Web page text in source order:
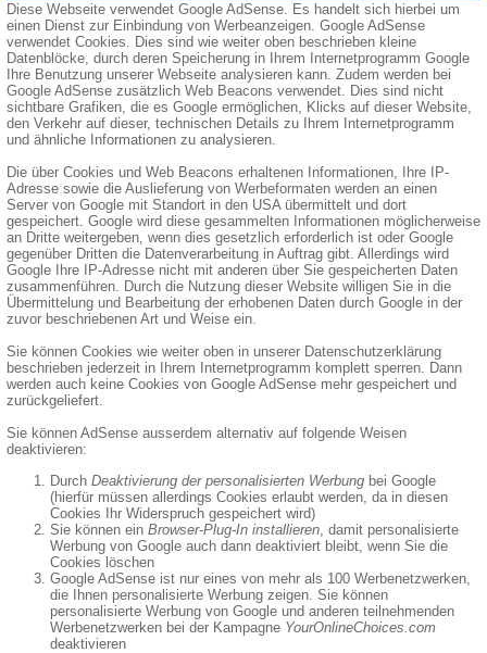
Diese Webseite verwendet Google AdSense. Es handelt sich hierbei um
einen Dienst zur Einbindung von Werbeanzeigen. Google AdSense
verwendet Cookies. Dies sind wie weiter oben beschrieben kleine
Datenblöcke, durch deren Speicherung in Ihrem Internetprogramm Google
Ihre Benutzung unserer Webseite analysieren kann. Zudem werden bei
Google AdSense zusätzlich Web Beacons verwendet. Dies sind nicht
sichtbare Grafiken, die es Google ermöglichen, Klicks auf dieser Website,
den Verkehr auf dieser, technischen Details zu Ihrem Internetprogramm
und ähnliche Informationen zu analysieren.
Die über Cookies und Web Beacons erhaltenen Informationen, Ihre IP-
Adresse sowie die Auslieferung von Werbeformaten werden an einen
Server von Google mit Standort in den USA übermittelt und dort
gespeichert. Google wird diese gesammelten Informationen möglicherweise
an Dritte weitergeben, wenn dies gesetzlich erforderlich ist oder Google
gegenüber Dritten die Datenverarbeitung in Auftrag gibt. Allerdings wird
Google Ihre IP-Adresse nicht mit anderen über Sie gespeicherten Daten
zusammenführen. Durch die Nutzung dieser Website willigen Sie in die
Übermittelung und Bearbeitung der erhobenen Daten durch Google in der
zuvor beschriebenen Art und Weise ein.
Sie können Cookies wie weiter oben in unserer Datenschutzerklärung
beschrieben jederzeit in Ihrem Internetprogramm komplett sperren. Dann
werden auch keine Cookies von Google AdSense mehr gespeichert und
zurückgeliefert.
Sie können AdSense ausserdem alternativ auf folgende Weisen
deaktivieren:
Durch Deaktivierung der personalisierten Werbung bei Google
(hierfür müssen allerdings Cookies erlaubt werden, da in diesen
Cookies Ihr Widerspruch gespeichert wird)
Sie können ein Browser-Plug-In installieren , damit personalisierte
Werbung von Google auch dann deaktiviert bleibt, wenn Sie die
Cookies löschen
Google AdSense ist nur eines von mehr als 100 Werbenetzwerken,
die Ihnen personalisierte Werbung zeigen. Sie können
personalisierte Werbung von Google und anderen teilnehmenden
Werbenetzwerken bei der Kampagne YourOnlineChoices.com
deaktivieren